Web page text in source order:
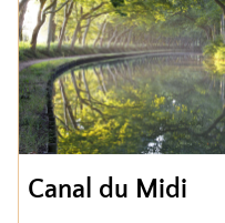
Canal du Midi